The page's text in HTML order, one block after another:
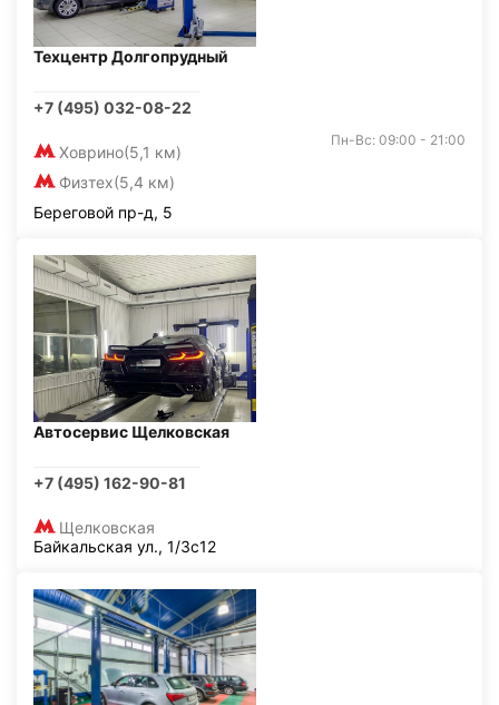
Техцентр Долгопрудный
+7 (495) 032-08-22
Ховрино(5,1 км)
Физтех(5,4 км)
Пн-Вс: 09:00 - 21:00
Береговой пр-д, 5
Автосервис Щелковская
+7 (495) 162-90-81
Щелковская
Байкальская ул., 1/3с12